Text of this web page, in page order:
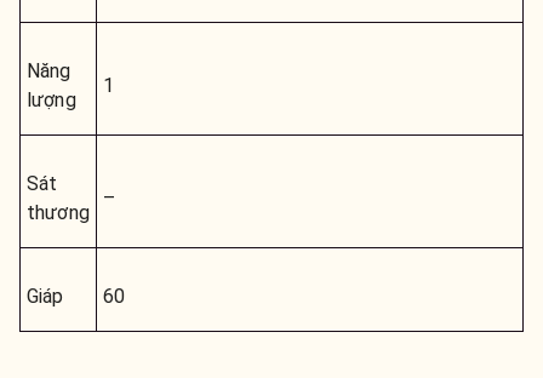
Năng
lượng
1
Sát
thương
–
Giáp 60